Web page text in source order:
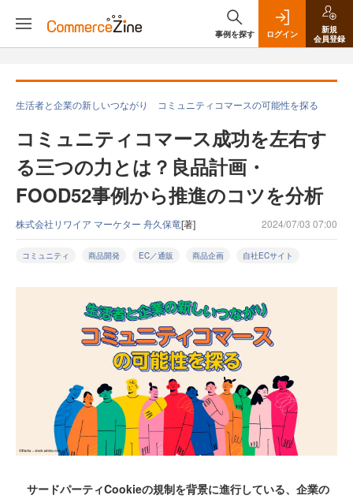
事例を探す ログイン
新規
会員登録
生活者と企業の新しいつながり コミュニティコマースの可能性を探る
コミュニティコマース成功を左右す
る三つの力とは？良品計画・
FOOD52事例から推進のコツを分析
株式会社リワイア マーケター 舟久保竜[著] 2024/07/03 07:00
コミュニティ 商品開発 EC／通販 商品企画 自社ECサイト
サードパーティCookieの規制を背景に進行している、企業の